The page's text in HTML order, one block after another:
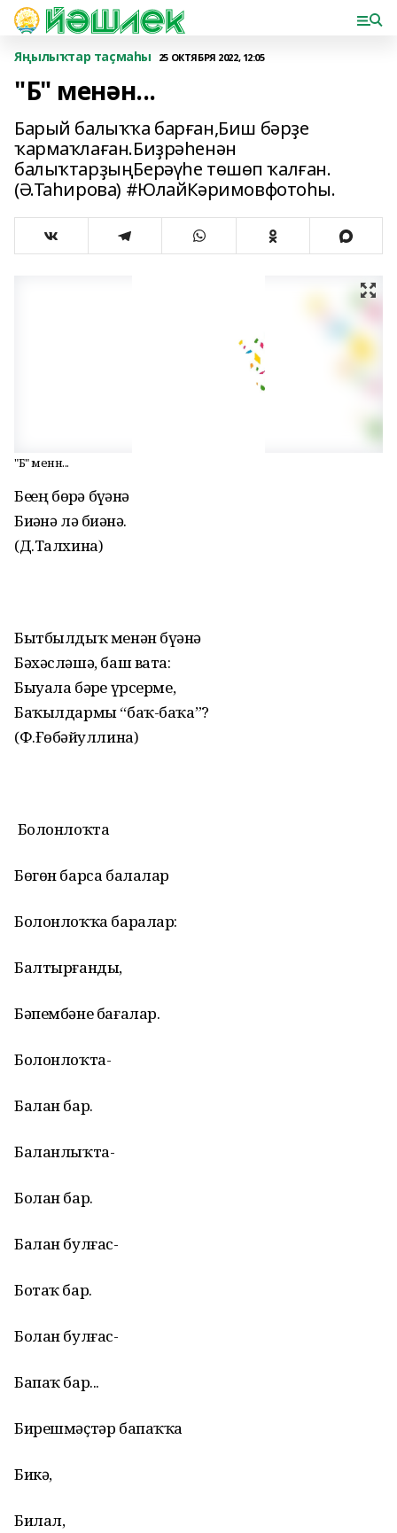
Яңылыҡтар таҫмаһы 25 ОКТЯБРЯ 2022, 12:05
"Б" менән...
Барый балыҡҡа барған,Биш бәрҙе
ҡармаҡлаған.Биҙрәһенән
балыҡтарҙыңБерәүһе төшөп ҡалған.
(Ә.Таһирова) #ЮлайКәримовфотоһы.
"Б" менән...
Беҙҙең бөҙрә бүҙәнә
Биҙәнә лә биҙәнә.
(Д.Талхина)
Бытбылдыҡ менән бүҙәнә
Бәхәсләшә, баш вата:
Быуала бәрҙе үрсерме,
Баҡылдармы “баҡ-баҡа”?
(Ф.Ғөбәйҙуллина)
Болонлоҡта
Бөгөн барса балалар
Болонлоҡҡа баралар:
Балтырғанды,
Бәпембәне бағалар.
Болонлоҡта-
Балан бар.
Баланлыҡта-
Болан бар.
Балан булғас-
Ботаҡ бар.
Болан булғас-
Бапаҡ бар...
Бирешмәҫтәр бапаҡҡа
Бикә,
Билал,